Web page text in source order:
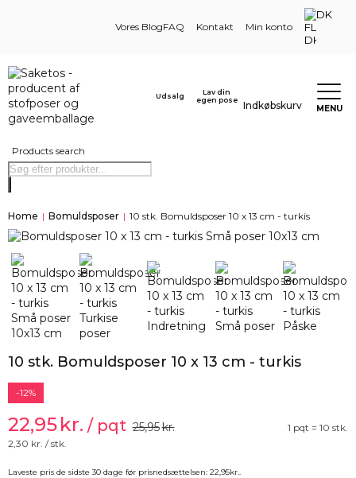
Vores BlogFAQ Kontakt Min konto
DK
Products search
Udsalg
Lav din
egen pose
Indkøbskurv MENU
Home | Bomuldsposer | 10 stk. Bomuldsposer 10 x 13 cm - turkis
10 stk. Bomuldsposer 10 x 13 cm - turkis
-12%
22,95kr. / pqt 25,95kr.
1 pqt = 10 stk.
2,30 kr. / stk.
Laveste pris de sidste 30 dage før prisnedsættelsen: 22,95kr.